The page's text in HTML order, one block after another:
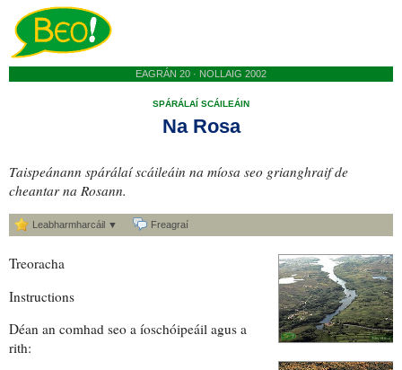
EAGRÁN 20 · NOLLAIG 2002
SPÁRÁLAÍ SCÁILEÁIN
Na Rosa
Taispeánann spárálaí scáileáin na míosa seo grianghraif de
cheantar na Rosann.
Leabharmharcáil ▼ Freagraí
Treoracha
Instructions
Déan an comhad seo a íoschóipeáil agus a
rith: